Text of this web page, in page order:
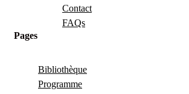
Contact
FAQs
Pages
Bibliothèque
Programme